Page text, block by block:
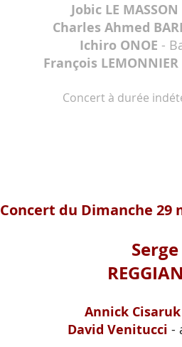
Jobic LE MASSON
Charles Ahmed
Ichiro ONOE -
François LEMONNIER
Concert à durée
Concert du Dimanche 29
Serge
Annick Cisaruk
David Venitucci -